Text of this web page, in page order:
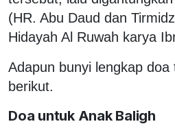
(HR. Abu Daud dan
Hidayah Al Ruwah karya
Adapun bunyi lengkap
berikut.
Doa untuk Anak Baligh